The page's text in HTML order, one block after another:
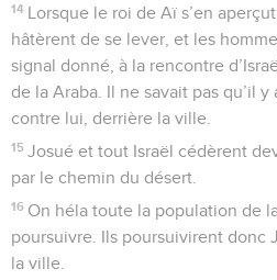
14 Lorsque le roi de Aï s’en
hâtèrent de se lever, et les
signal donné, à la rencontre
de la Araba. Il ne savait pas qu’il
contre lui, derrière la ville.
15 Josué et tout Israël cédèrent
par le chemin du désert.
16 On héla toute la population de
poursuivre. Ils poursuivirent donc
la ville.